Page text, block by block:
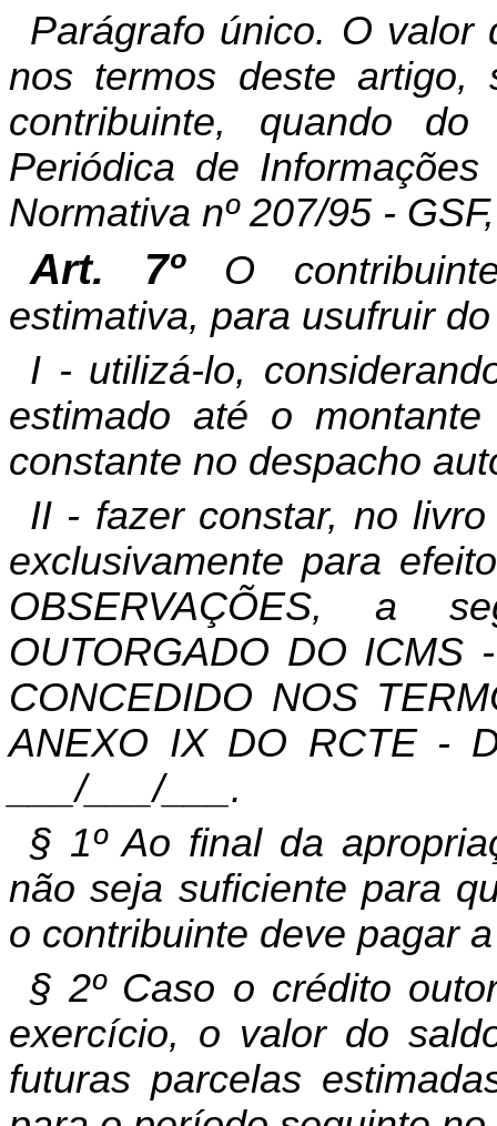
Parágrafo único. O valor
nos termos deste artigo,
contribuinte, quando do
Periódica de
Normativa nº 207/95 -
Art. 7º O
estimativa, para usufruir
I - utilizá-lo,
estimado até o
constante no despacho
II - fazer constar, no
exclusivamente para
OBSERVAÇÕES, a
OUTORGADO DO ICMS
CONCEDIDO NOS
ANEXO IX DO RCTE -
___/___/___.
§ 1º Ao final da
não seja suficiente para
o contribuinte deve pagar
§ 2º Caso o crédito
exercício, o valor do
futuras parcelas